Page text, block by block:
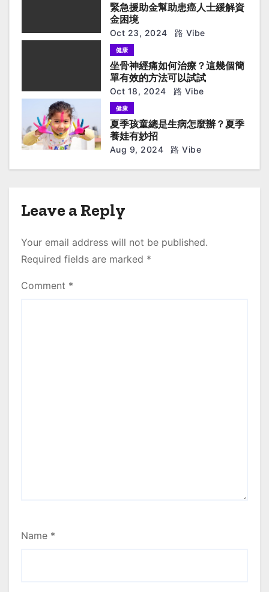
i
緊急援助金幫助患癌人士緩解資
金困境
Oct 23, 2024 路 Vibe
健康
坐骨神經痛如何治療？這幾個簡
單有效的方法可以試試
Oct 18, 2024 路 Vibe
健康
夏季孩童總是生病怎麼辦？夏季
養娃有妙招
Aug 9, 2024 路 Vibe
Leave a Reply
Your email address will not be published.
Required fields are marked *
Comment *
Name *